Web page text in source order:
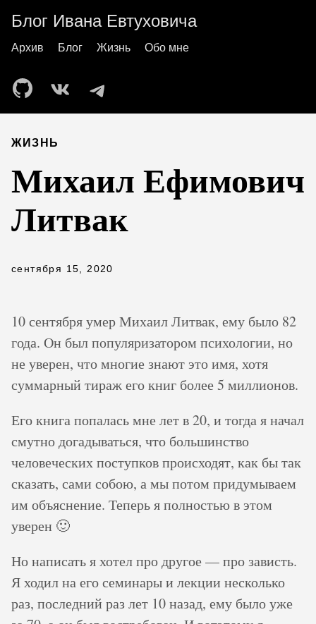
Блог Ивана Евтуховича
Архив Блог Жизнь Обо мне
ЖИЗНЬ
Михаил Ефимович
Литвак
сентября 15, 2020
10 сентября умер Михаил Литвак, ему было 82
года. Он был популяризатором психологии, но
не уверен, что многие знают это имя, хотя
суммарный тираж его книг более 5 миллионов.
Его книга попалась мне лет в 20, и тогда я начал
смутно догадываться, что большинство
человеческих поступков происходят, как бы так
сказать, сами собою, а мы потом придумываем
им объяснение. Теперь я полностью в этом
уверен 🙂
Но написать я хотел про другое — про зависть.
Я ходил на его семинары и лекции несколько
раз, последний раз лет 10 назад, ему было уже